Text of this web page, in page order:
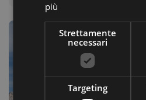
più
Strettamente
necessari
Targeting